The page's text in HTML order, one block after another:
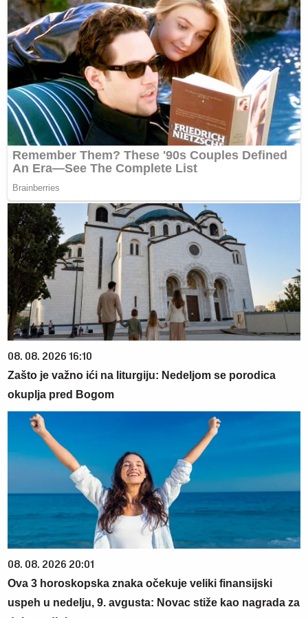
08. 08. 2026 16:10
Zašto je važno ići na liturgiju: Nedeljom se porodica
okuplja pred Bogom
08. 08. 2026 20:01
Ova 3 horoskopska znaka očekuje veliki finansijski
uspeh u nedelju, 9. avgusta: Novac stiže kao nagrada za